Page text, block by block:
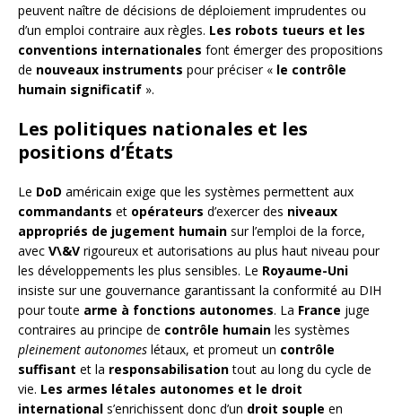
peuvent naître de décisions de déploiement imprudentes ou
d’un emploi contraire aux règles. Les robots tueurs et les
conventions internationales font émerger des propositions
de nouveaux instruments pour préciser « le contrôle
humain significatif ».
Les politiques nationales et les
positions d’États
Le DoD américain exige que les systèmes permettent aux
commandants et opérateurs d’exercer des niveaux
appropriés de jugement humain sur l’emploi de la force,
avec V\&V rigoureux et autorisations au plus haut niveau pour
les développements les plus sensibles. Le Royaume-Uni
insiste sur une gouvernance garantissant la conformité au DIH
pour toute arme à fonctions autonomes. La France juge
contraires au principe de contrôle humain les systèmes
pleinement autonomes létaux, et promeut un contrôle
suffisant et la responsabilisationtout au long du cycle de
vie. Les armes létales autonomes et le droit
international s’enrichissent donc d’un droit souple en